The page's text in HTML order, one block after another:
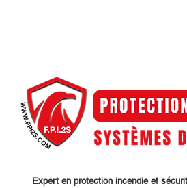
Expert en protection incendie et